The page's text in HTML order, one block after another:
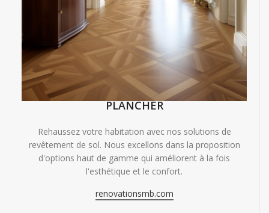
PLANCHER
Rehaussez votre habitation avec nos solutions de
revêtement de sol. Nous excellons dans la proposition
d'options haut de gamme qui améliorent à la fois
l'esthétique et le confort.
renovationsmb.com